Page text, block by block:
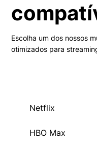
Escolha um dos nossos
otimizados para
Netflix
HBO Max